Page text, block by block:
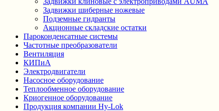
Задвижки шиберные ножевые
Подземные гидранты
Акционные складские остатки
Пароконденсатные системы
Частотные преобразователи
Вентиляция
КИПиА
Электродвигатели
Насосное оборудование
Теплообменное оборудование
Криогенное оборудование
Продукция компании Hy-Lok